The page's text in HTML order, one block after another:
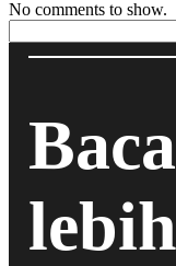
No comments to show.